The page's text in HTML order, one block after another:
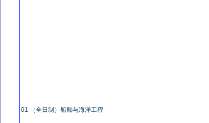
01 （全日制）船舶与海洋工程